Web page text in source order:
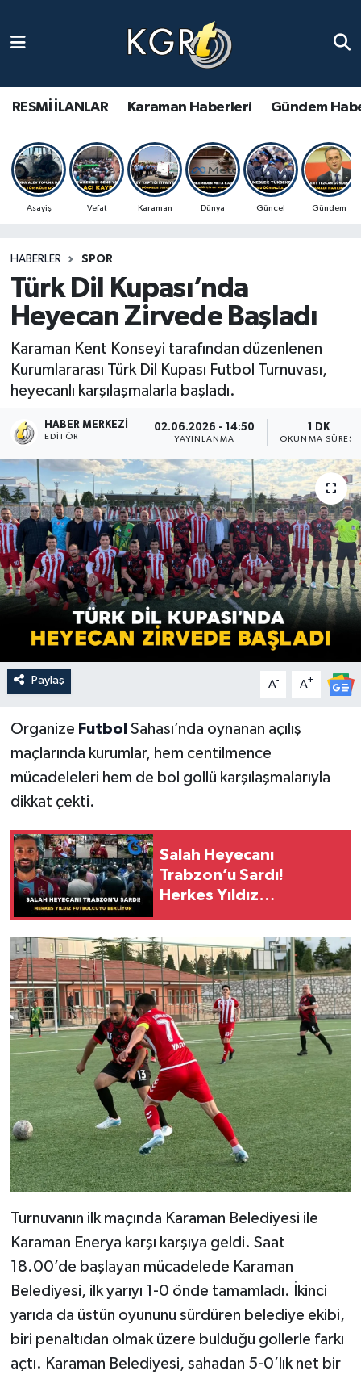
RESMİ İLANLAR Karaman Haberleri Gündem
Asayiş Vefat Karaman Dünya Güncel Gündem
HABERLER SPOR
Türk Dil Kupası’nda
Heyecan Zirvede Başladı
Karaman Kent Konseyi tarafından düzenlenen
Kurumlararası Türk Dil Kupası Futbol Turnuvası,
heyecanlı karşılaşmalarla başladı.
HABER MERKEZI
EDITÖR
02.06.2026 - 14:50
YAYINLANMA
1 DK
OKUNMA SÜRESI
Paylaş A- A+
Organize Futbol Sahası’nda oynanan açılış
maçlarında kurumlar, hem centilmence
mücadeleleri hem de bol gollü karşılaşmalarıyla
dikkat çekti.
Salah Heyecanı
Trabzon’u Sardı!
Herkes Yıldız
Turnuvanın ilk maçında Karaman Belediyesi ile
Karaman Enerya karşı karşıya geldi. Saat
18.00’de başlayan mücadelede Karaman
Belediyesi, ilk yarıyı 1-0 önde tamamladı. İkinci
yarıda da üstün oyununu sürdüren belediye ekibi,
biri penaltıdan olmak üzere bulduğu gollerle farkı
açtı. Karaman Belediyesi, sahadan 5-0’lık net bir
Gündem Haberleri
Güncel Haberler
Spor Haberleri
Ulusal Haberler
Vefat Edenler